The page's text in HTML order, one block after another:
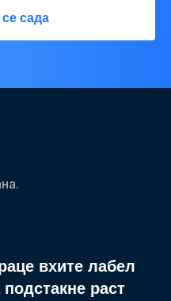
се сада
вхите лабел
раст